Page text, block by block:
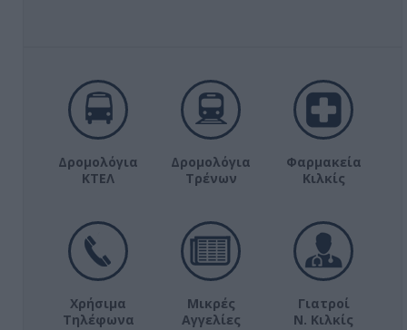
Δρομολόγια
ΚΤΕΛ
Δρομολόγια
Τρένων
Φαρμακεία
Κιλκίς
Χρήσιμα
Τηλέφωνα
Μικρές
Αγγελίες
Γιατροί
Ν. Κιλκίς